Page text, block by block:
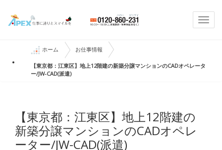
ホーム お仕事情報
【東京都：江東区】地上12階建の新築分譲マンションのCADオペレータ
ー/JW-CAD(派遣)
【東京都：江東区】地上12階建の
新築分譲マンションのCADオペレ
ーター/JW-CAD(派遣)